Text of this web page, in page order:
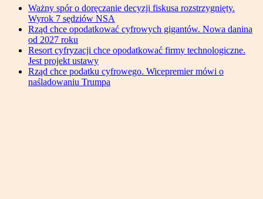
Ważny spór o doręczanie decyzji fiskusa rozstrzygnięty.
Wyrok 7 sędziów NSA
Rząd chce opodatkować cyfrowych gigantów. Nowa danina
od 2027 roku
Resort cyfryzacji chce opodatkować firmy technologiczne.
Jest projekt ustawy
Rząd chce podatku cyfrowego. Wicepremier mówi o
naśladowaniu Trumpa